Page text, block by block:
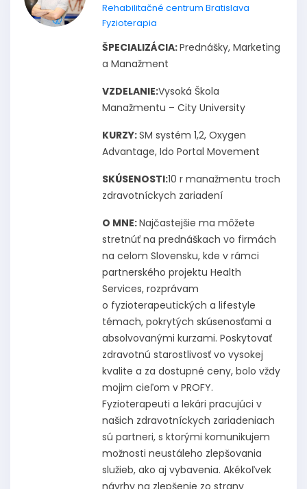
Rehabilitačné centrum Bratislava
Fyzioterapia
ŠPECIALIZÁCIA:Prednášky, Marketing
a Manažment
VZDELANIE:Vysoká Škola
Manažmentu – City University
KURZY:SM systém 1,2, Oxygen
Advantage, Ido Portal Movement
SKÚSENOSTI:10 r manažmentu troch
zdravotníckych zariadení
O MNE:Najčastejšie ma môžete
stretnúť na prednáškach vo firmách
na celom Slovensku, kde v rámci
partnerského projektu Health
Services, rozprávam
o fyzioterapeutických a lifestyle
témach, pokrytých skúsenosťami a
absolvovanými kurzami. Poskytovať
zdravotnú starostlivosť vo vysokej
kvalite a za dostupné ceny, bolo vždy
mojim cieľom v PROFY.
Fyzioterapeuti a lekári pracujúci v
našich zdravotníckych zariadeniach
sú partneri, s ktorými komunikujem
možnosti neustáleho zlepšovania
služieb, ako aj vybavenia. Akékoľvek
návrhy na zlepšenie zo strany